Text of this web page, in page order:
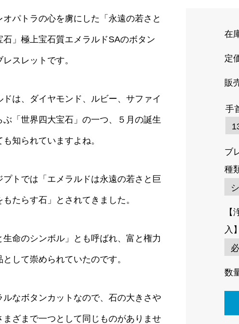
オパトラの心を虜にした「永遠の若さと
石」極上宝石質エメラルドSAのボタン
レスレットです。
ドは、ダイヤモンド、ルビー、サファイ
ぶ「世界四大宝石」の一つ、５月の誕生
知られていますよね。
プトでは「エメラルドは永遠の若さと巨
もたらす石」とされてきました。
生命のシンボル」とも呼ばれ、富と権力
して崇められていたのです。
ルなボタンカットなので、石の大きさや
まざまで一つとして同じものがありませ
在
定
販
手
ブ
種
入
数